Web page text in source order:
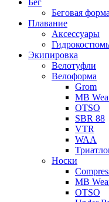
Бег
Беговая форма
Плавание
Аксессуары
Экипировка
Велотуфли
Велоформа
Grom
MB
OTSO
SBR 88
VTR
WAA
Носки
MB
OTSO